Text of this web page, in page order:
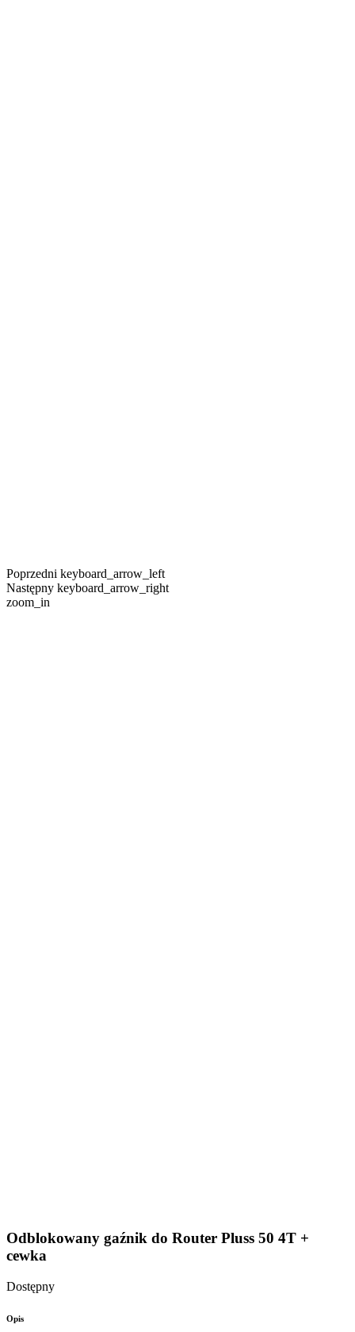
Poprzedni keyboard_arrow_left
Następny keyboard_arrow_right
zoom_in
Odblokowany gaźnik do Router Pluss 50 4T +
cewka
Dostępny
Opis